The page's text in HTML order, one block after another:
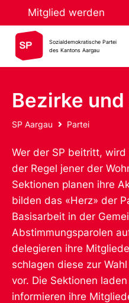
Mitglied werden
Sozialdemokratische Partei
des Kantons Aargau
Bezirke
SP Aargau Partei
Wer der SP beitritt,
der Regel jener der
Sektionen planen ihre
bilden das «Herz» der
Basisarbeit in der
Abstimmungsparolen
delegieren ihre
schlagen diese zur
vor. Die Sektionen
informieren ihre